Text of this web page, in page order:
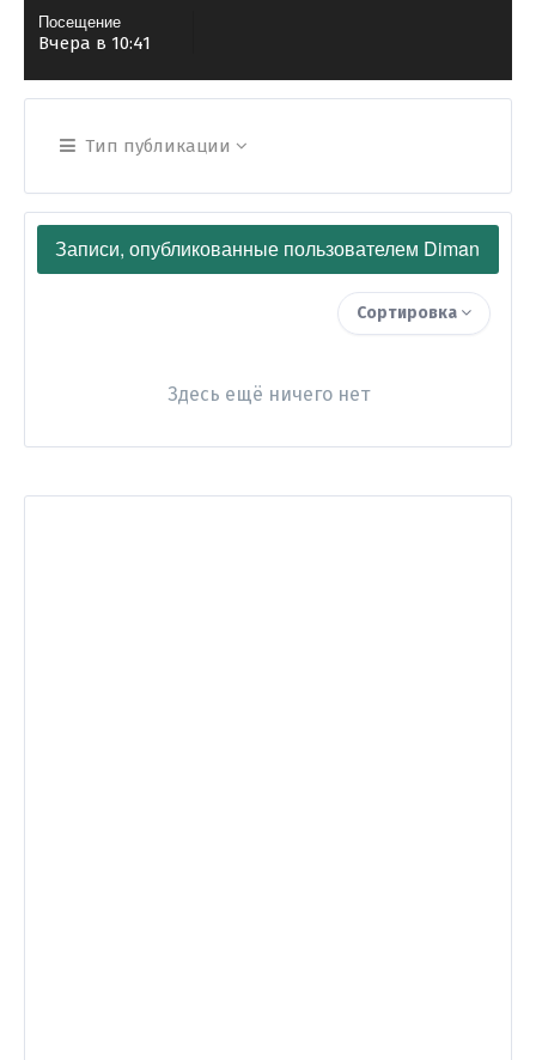
Посещение
Вчера в 10:41
Тип публикации
Записи, опубликованные пользователем Diman
Сортировка
Здесь ещё ничего нет